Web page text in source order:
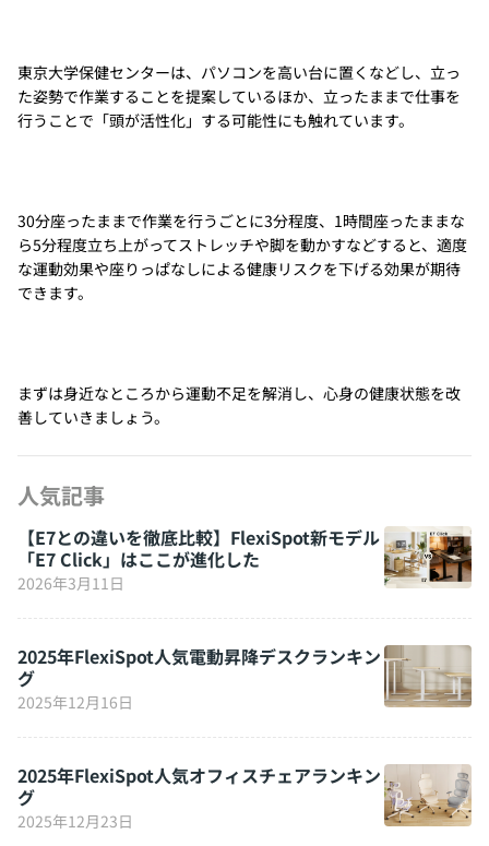
東京大学保健センターは、パソコンを高い台に置くなどし、立っ
た姿勢で作業することを提案しているほか、立ったままで仕事を
行うことで「頭が活性化」する可能性にも触れています。
30分座ったままで作業を行うごとに3分程度、1時間座ったままな
ら5分程度立ち上がってストレッチや脚を動かすなどすると、適度
な運動効果や座りっぱなしによる健康リスクを下げる効果が期待
できます。
まずは身近なところから運動不足を解消し、心身の健康状態を改
善していきましょう。
人気記事
【E7との違いを徹底比較】FlexiSpot新モデル
「E7 Click」はここが進化した
2026年3月11日
2025年FlexiSpot人気電動昇降デスクランキン
グ
2025年12月16日
2025年FlexiSpot人気オフィスチェアランキン
グ
2025年12月23日